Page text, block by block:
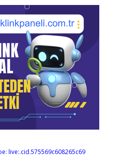
live:.cid.575569c608265c69